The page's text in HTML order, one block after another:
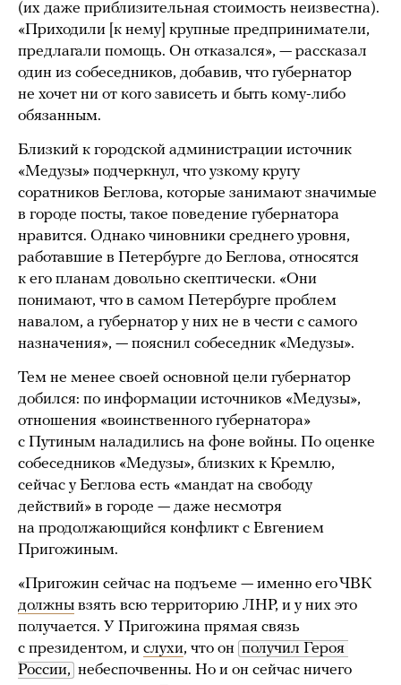
(их даже приблизительная стоимость неизвестна).
«Приходили [к нему] крупные предприниматели,
предлагали помощь. Он отказался», — рассказал
один из собеседников, добавив, что губернатор
не хочет ни от кого зависеть и быть кому-либо
обязанным.
Близкий к городской администрации источник
«Медузы» подчеркнул, что узкому кругу
соратников Беглова, которые занимают значимые
в городе посты, такое поведение губернатора
нравится. Однако чиновники среднего уровня,
работавшие в Петербурге до Беглова, относятся
к его планам довольно скептически. «Они
понимают, что в самом Петербурге проблем
навалом, а губернатор у них не в чести с самого
назначения», — пояснил собеседник «Медузы».
Тем не менее своей основной цели губернатор
добился: по информации источников «Медузы»,
отношения «воинственного губернатора»
с Путиным наладились на фоне войны. По оценке
собеседников «Медузы», близких к Кремлю,
сейчас у Беглова есть «мандат на свободу
действий» в городе — даже несмотря
на продолжающийся конфликт с Евгением
Пригожиным.
«Пригожин сейчас на подъеме — именно его ЧВК
должны взять всю территорию ЛНР, и у них это
получается. У Пригожина прямая связь
с президентом, и слухи, что он получил Героя
России, небеспочвенны. Но и он сейчас ничего